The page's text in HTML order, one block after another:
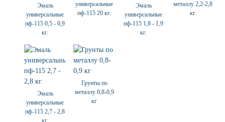
Эмаль
универсальные
пф-115 0,5 - 0,9
кг.
универсальные
пф-115 20 кг.
Эмаль
универсальные
пф-115 1,8 - 1,9
кг.
металлу 2,2-2,8
кг
Эмаль
универсальные
пф-115 2,7 - 2,8
кг.
Грунты по
металлу 0,8-0,9
кг